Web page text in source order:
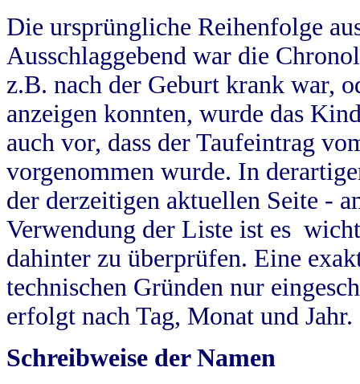
Die ursprüngliche Reihenfolge
Ausschlaggebend war die
z.B. nach der Geburt krank war,
anzeigen konnten, wurde das
auch vor, dass der Taufeintrag
vorgenommen wurde. In
der derzeitigen aktuellen Seite -
Verwendung der Liste ist es
dahinter zu überprüfen. Eine
technischen Gründen nur
erfolgt nach Tag, Monat und Jahr.
Schreibweise der Namen